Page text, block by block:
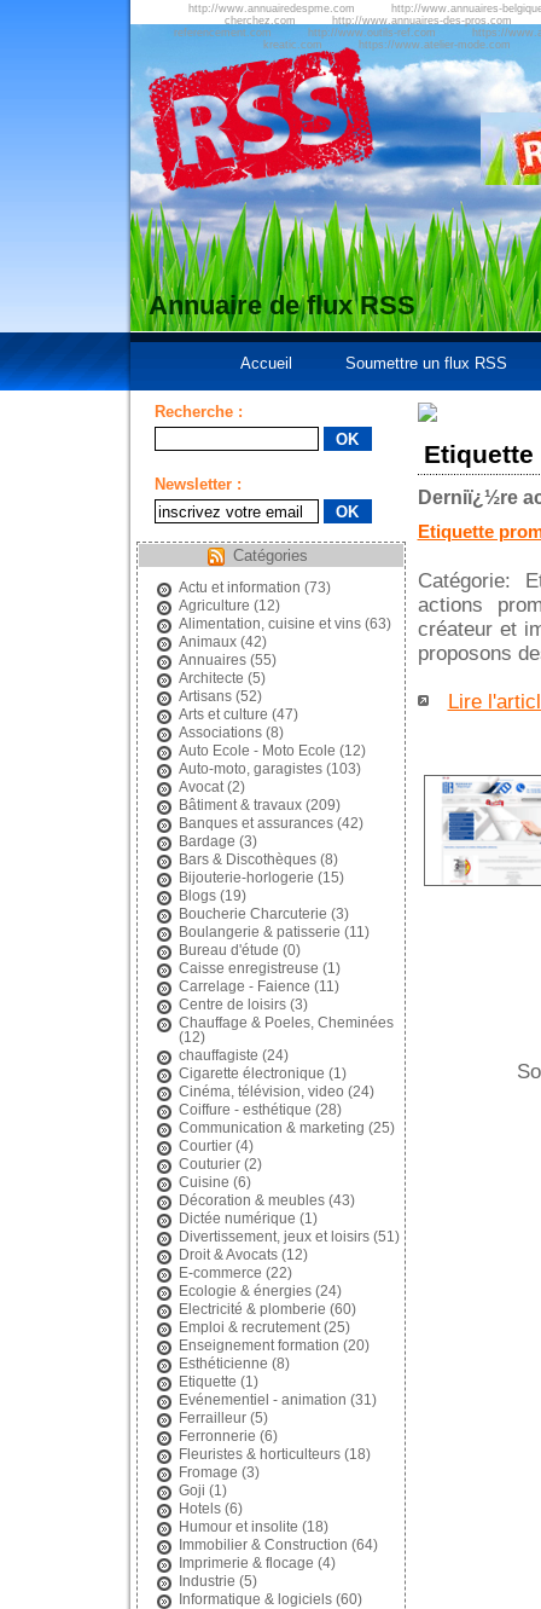
http://www.annuairedespme.com
http://www.annuaires-
cherchez.com
http://www.annuaires-des-pros.com
referencement.com
http://www.outils-ref.com
https://
kreatic.com
https://www.atelier-mode.com
Annuaire de flux RSS
Accueil Soumettre un flux RSS
Recherche :
Newsletter :
Catégories
Actu et information (73)
Agriculture (12)
Alimentation, cuisine et vins(63)
Animaux(42)
Annuaires(55)
Architecte (5)
Artisans(52)
Arts et culture (47)
Associations(8)
Auto Ecole - Moto Ecole (12)
Auto-moto, garagistes(103)
Avocat(2)
Bâtiment & travaux(209)
Banques et assurances(42)
Bardage (3)
Bars & Discothèques(8)
Bijouterie-horlogerie (15)
Blogs(19)
Boucherie Charcuterie (3)
Boulangerie & patisserie (11)
Bureau d'étude (0)
Caisse enregistreuse (1)
Carrelage - Faience (11)
Centre de loisirs(3)
Chauffage & Poeles, Cheminées
(12)
chauffagiste (24)
Cigarette électronique (1)
Cinéma, télévision, video (24)
Coiffure - esthétique (28)
Communication & marketing (25)
Courtier(4)
Couturier(2)
Cuisine (6)
Décoration & meubles(43)
Dictée numérique (1)
Divertissement, jeux et loisirs(51)
Droit & Avocats(12)
E-commerce (22)
Ecologie & énergies(24)
Electricité & plomberie (60)
Emploi & recrutement(25)
Enseignement formation (20)
Esthéticienne (8)
Etiquette (1)
Evénementiel - animation (31)
Ferrailleur(5)
Ferronnerie (6)
Fleuristes & horticulteurs(18)
Fromage (3)
Goji (1)
Hotels(6)
Humour et insolite (18)
Immobilier & Construction (64)
Imprimerie & flocage (4)
Industrie (5)
Informatique & logiciels(60)
Etiquette
Derniï¿½re
Etiquette
Catégorie:
actions
créateur et
proposons
Lire